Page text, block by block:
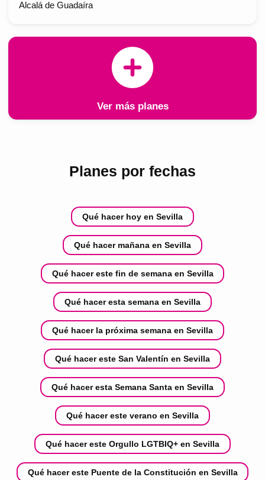
Alcalá de Guadaíra
Ver más planes
Planes por fechas
Qué hacer hoy en Sevilla
Qué hacer mañana en Sevilla
Qué hacer este fin de semana en Sevilla
Qué hacer esta semana en Sevilla
Qué hacer la próxima semana en Sevilla
Qué hacer este San Valentín en Sevilla
Qué hacer esta Semana Santa en Sevilla
Qué hacer este verano en Sevilla
Qué hacer este Orgullo LGTBIQ+ en Sevilla
Qué hacer este Puente de la Constitución en Sevilla